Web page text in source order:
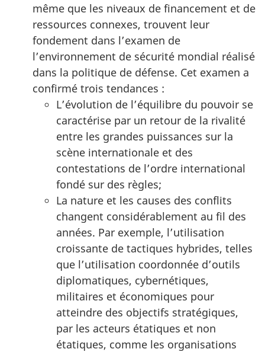
même que les niveaux de financement et de
ressources connexes, trouvent leur
fondement dans l’examen de
l’environnement de sécurité mondial réalisé
dans la politique de défense. Cet examen a
confirmé trois tendances :
L’évolution de l’équilibre du pouvoir se
caractérise par un retour de la rivalité
entre les grandes puissances sur la
scène internationale et des
contestations de l’ordre international
fondé sur des règles;
La nature et les causes des conflits
changent considérablement au fil des
années. Par exemple, l’utilisation
croissante de tactiques hybrides, telles
que l’utilisation coordonnée d’outils
diplomatiques, cybernétiques,
militaires et économiques pour
atteindre des objectifs stratégiques,
par les acteurs étatiques et non
étatiques, comme les organisations